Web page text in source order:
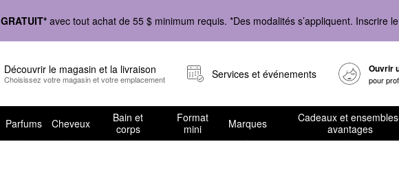
GRATUIT* avec tout achat de 55 $ minimum requis. *Des modalités s’appliquent. Inscrire
Découvrir le magasin et la livraison
Choisissez votre magasin et votre emplacement Services et événements Ouvrir
pour
Parfums Cheveux
Bain et
corps
Format
mini
Marques
Cadeaux et
avantages